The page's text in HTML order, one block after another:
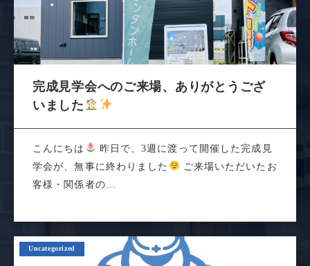
完成見学会へのご来場、ありがとうござ
いました
こんにちは
昨日で、3週に渡って開催した完成見
学会が、無事に終わりました
ご来場いただいたお
客様・関係者の...
Uncategorized